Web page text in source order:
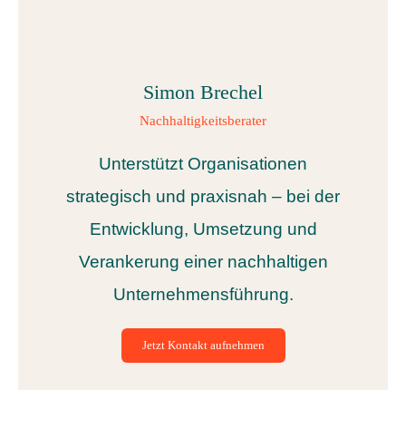
Simon Brechel
Nachhaltigkeitsberater
Unterstützt Organisationen
strategisch und praxisnah – bei der
Entwicklung, Umsetzung und
Verankerung einer nachhaltigen
Unternehmensführung.
Jetzt Kontakt aufnehmen